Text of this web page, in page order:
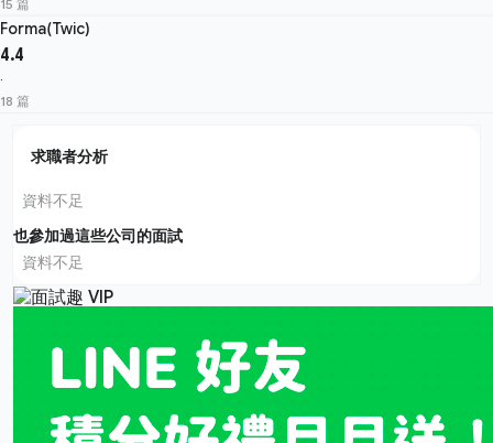
15 篇
Forma(Twic)
4.4
·
18 篇
求職者分析
資料不足
也參加過這些公司的面試
資料不足